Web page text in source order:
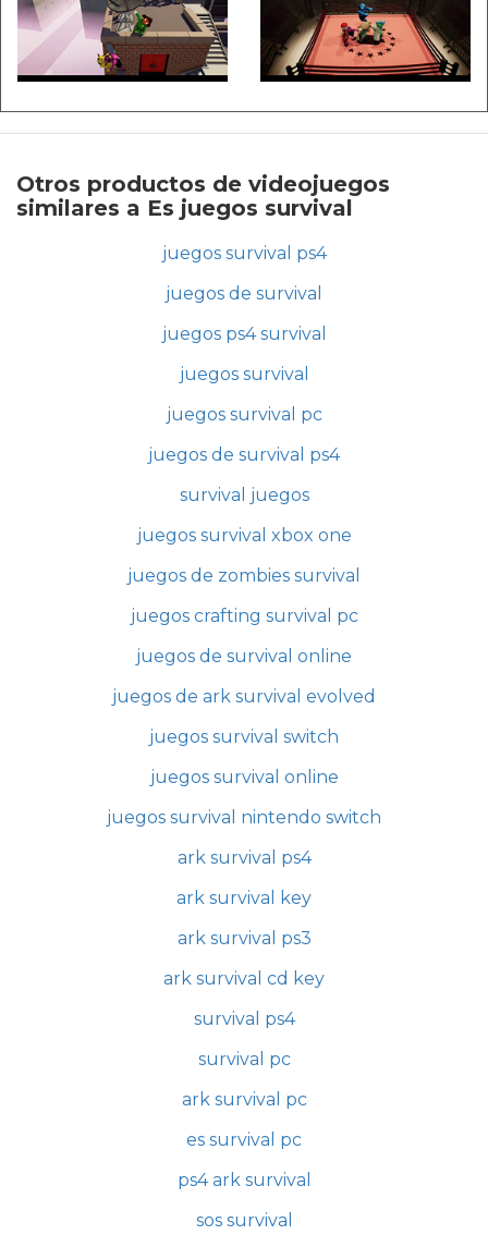
Otros productos de videojuegos
similares a Es juegos survival
juegos survival ps4
juegos de survival
juegos ps4 survival
juegos survival
juegos survival pc
juegos de survival ps4
survival juegos
juegos survival xbox one
juegos de zombies survival
juegos crafting survival pc
juegos de survival online
juegos de ark survival evolved
juegos survival switch
juegos survival online
juegos survival nintendo switch
ark survival ps4
ark survival key
ark survival ps3
ark survival cd key
survival ps4
survival pc
ark survival pc
es survival pc
ps4 ark survival
sos survival